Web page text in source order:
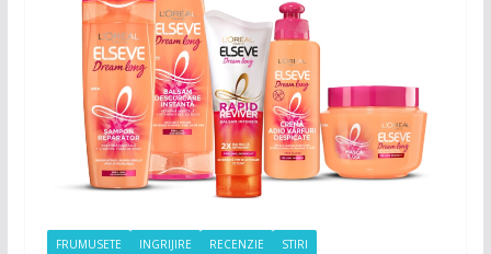
FRUMUSETE INGRIJIRE RECENZIE STIRI